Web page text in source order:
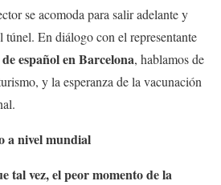
se acomoda para salir adelante y
En diálogo con el representante
de español en Barcelona, hablamos de
y la esperanza de la vacunación
a nivel mundial
tal vez, el peor momento de la